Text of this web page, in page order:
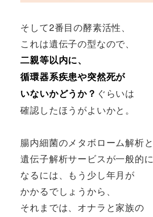
そして2番目の酵素活性、
これは遺伝子の型なので、
二親等以内に、
循環器系疾患や突然死が
いないかどうか？ ぐらいは
確認したほうがよいかと。
腸内細菌のメタボローム解析と
遺伝子解析サービスが一般的に
なるには、もう少し年月が
かかるでしょうから、
それまでは、オナラと家族の